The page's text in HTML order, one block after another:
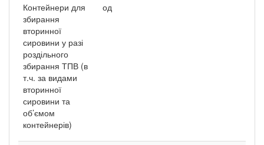
Контейнери для
збирання
вторинної
сировини у разі
роздільного
збирання ТПВ (в
т.ч. за видами
вторинної
сировини та
об’ємом
контейнерів)
од